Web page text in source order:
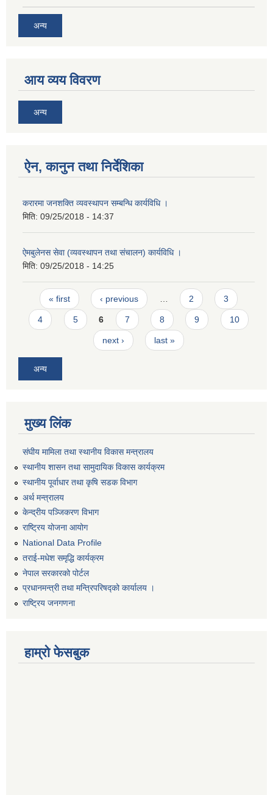
अन्य
आय व्यय विवरण
अन्य
ऐन, कानुन तथा निर्देशिका
करारमा जनशक्ति व्यवस्थापन सम्बन्धि कार्यविधि ।
मिति: 09/25/2018 - 14:37
ऐमबुलेनस सेवा (व्यवस्थापन तथा संचालन) कार्यविधि ।
मिति: 09/25/2018 - 14:25
Pages
« first ‹ previous 2 3
4 5 6 7 8 9 10
next › last »
अन्य
मुख्य लिंक
संघीय मामिला तथा स्थानीय विकास मन्त्रालय
स्थानीय शासन तथा सामुदायिक विकास कार्यक्रम
स्थानीय पूर्वाधार तथा कृषि सडक विभाग
अर्थ मन्त्रालय
केन्द्रीय पञ्जिकरण विभाग
राष्ट्रिय योजना आयोग
National Data Profile
तराई-मधेश समृद्धि कार्यक्रम
नेपाल सरकारको पोर्टल
प्रधानमन्त्री तथा मन्त्रिपरिषद्को कार्यालय ।
राष्ट्रिय जनगणना
हाम्रो फेसबुक